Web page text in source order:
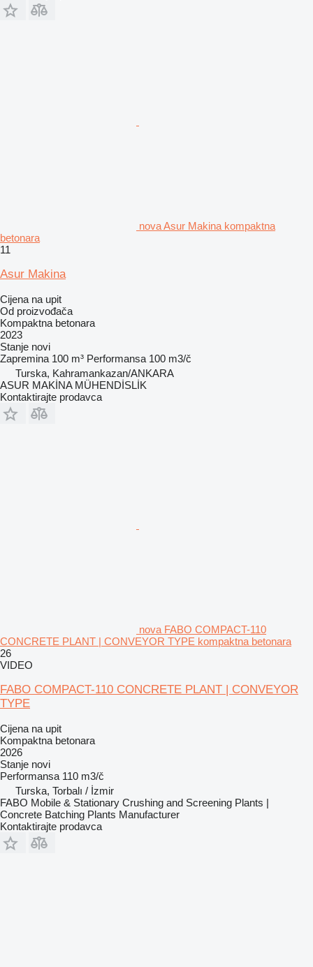
nova Asur Makina kompaktna
betonara
11
Asur Makina
Cijena na upit
Od proizvođača
Kompaktna betonara
2023
Stanje novi
Zapremina 100 m³ Performansa 100 m3/č
Turska, Kahramankazan/ANKARA
ASUR MAKİNA MÜHENDİSLİK
Kontaktirajte prodavca
nova FABO COMPACT-110
CONCRETE PLANT | CONVEYOR TYPE kompaktna betonara
26
VIDEO
FABO COMPACT-110 CONCRETE PLANT | CONVEYOR
TYPE
Cijena na upit
Kompaktna betonara
2026
Stanje novi
Performansa 110 m3/č
Turska, Torbalı / İzmir
FABO Mobile & Stationary Crushing and Screening Plants |
Concrete Batching Plants Manufacturer
Kontaktirajte prodavca